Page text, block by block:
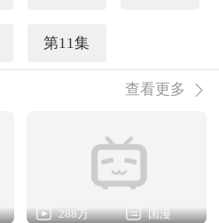
第11集
查看更多
288万 国漫